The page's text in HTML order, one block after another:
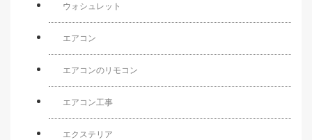
ウォシュレット
エアコン
エアコンのリモコン
エアコン工事
エクステリア